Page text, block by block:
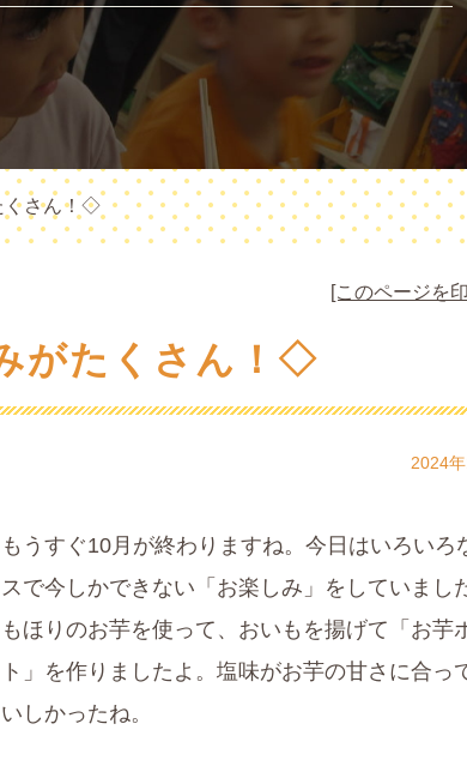
くさん！◇
[このページを
がたくさん！◇
2024
もうすぐ10月が終わりますね。今日はいろいろ
スで今しかできない「お楽しみ」をしていまし
もほりのお芋を使って、おいもを揚げて「お芋
ト」を作りましたよ。塩味がお芋の甘さに合っ
いしかったね。